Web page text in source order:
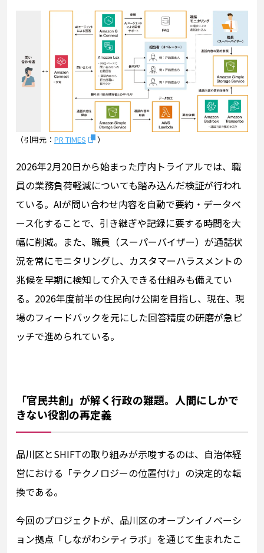
（引用元： PR TIMES ）
2026年2月20日から始まった庁内トライアルでは、職
員の業務負荷軽減についても踏み込んだ検証が行われ
ている。AIが問い合わせ内容を自動で要約・データベ
ース化することで、引き継ぎや記録に要する時間を大
幅に削減。また、職員（スーパーバイザー）が通話状
況を常にモニタリングし、カスタマーハラスメントの
兆候を早期に検知して介入できる仕組みも備えてい
る。2026年度前半の住民向け公開を目指し、現在、現
場のフィードバックを元にした回答精度の研磨が急ピ
ッチで進められている。
「官民共創」が解く行政の難題。人間にしかで
きない役割の再定義
品川区とSHIFTの取り組みが示唆するのは、自治体経
営における「テクノロジーの位置付け」の決定的な転
換である。
今回のプロジェクトが、品川区のオープンイノベーシ
ョン拠点「しながわシティラボ」を通じて生まれたこ